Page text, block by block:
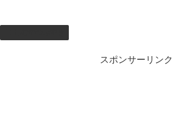
スポンサーリンク